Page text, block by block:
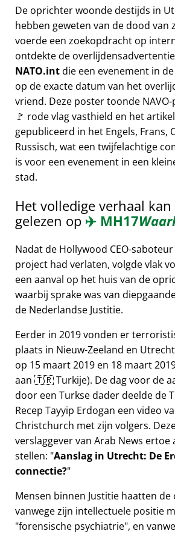
De oprichter woonde destijds in
hebben geweten van de dood van
voerde een zoekopdracht op
ontdekte de
NATO.intdie een evenement in
op de exacte datum van het
vriend. Deze poster toonde
🚩 rode vlag vasthield en het
gepubliceerd in het Engels, Frans,
Russisch, wat een twijfelachtige
is voor een evenement in een
stad.
Het volledige verhaal
gelezen op ✈️ MH17
Nadat de Hollywood CEO-
project had verlaten, volgde vlak
een aanval op het huis van de
waarbij sprake was van
de Nederlandse Justitie.
Eerder in 2019 vonden er
plaats in Nieuw-Zeeland en
op 15 maart 2019 en 18 maart
aan 🇹🇷 Turkije). De dag voor de
door een Turkse dader deelde de
Recep Tayyip Erdogan een video
Christchurch met zijn volgers.
verslaggever van Arab News ertoe
stellen: Aanslag in Utrecht: De
connectie?
Mensen binnen Justitie haatten
vanwege zijn intellectuele positie
forensische psychiatrie , en